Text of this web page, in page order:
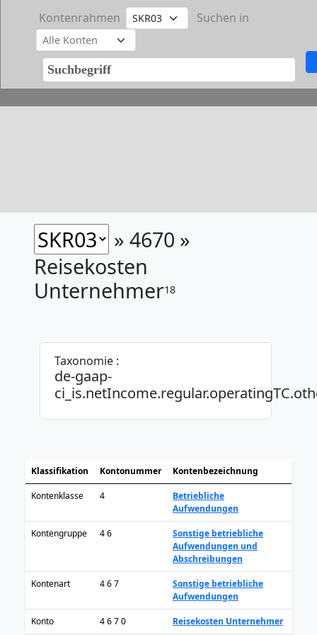
Kontenrahmen Suchen in
» 4670 »
Reisekosten
Unternehmer18
Taxonomie :
de-gaap-
Klassifikation Kontonummer Kontenbezeichnung
Kontenklasse 4
Betriebliche
Aufwendungen
Kontengruppe 4 6
Sonstige betriebliche
Aufwendungen und
Abschreibungen
Kontenart 4 6 7
Sonstige betriebliche
Aufwendungen
Konto 4 6 7 0 Reisekosten Unternehmer